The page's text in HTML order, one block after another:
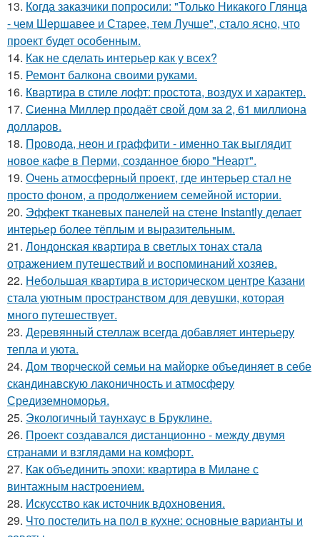
13. Когда заказчики попросили: "Только Никакого Глянца
- чем Шершавее и Старее, тем Лучше", стало ясно, что
проект будет особенным.
14. Как не сделать интерьер как у всех?
15. Ремонт балкона своими руками.
16. Квартира в стиле лофт: простота, воздух и характер.
17. Сиенна Миллер продаёт свой дом за 2, 61 миллиона
долларов.
18. Провода, неон и граффити - именно так выглядит
новое кафе в Перми, созданное бюро "Неарт".
19. Очень атмосферный проект, где интерьер стал не
просто фоном, а продолжением семейной истории.
20. Эффект тканевых панелей на стене Instantly делает
интерьер более тёплым и выразительным.
21. Лондонская квартира в светлых тонах стала
отражением путешествий и воспоминаний хозяев.
22. Небольшая квартира в историческом центре Казани
стала уютным пространством для девушки, которая
много путешествует.
23. Деревянный стеллаж всегда добавляет интерьеру
тепла и уюта.
24. Дом творческой семьи на майорке объединяет в себе
скандинавскую лаконичность и атмосферу
Средиземноморья.
25. Экологичный таунхаус в Бруклине.
26. Проект создавался дистанционно - между двумя
странами и взглядами на комфорт.
27. Как объединить эпохи: квартира в Милане с
винтажным настроением.
28. Искусство как источник вдохновения.
29. Что постелить на пол в кухне: основные варианты и